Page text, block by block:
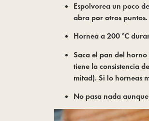
Espolvorea un poco
abra por otros puntos.
Hornea a 200 ºC
Saca el pan del
tiene la consistencia
mitad). Si lo horneas
No pasa nada